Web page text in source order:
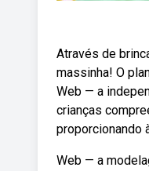
Através de
massinha! O
Web — a
crianças
proporcionando
Web — a